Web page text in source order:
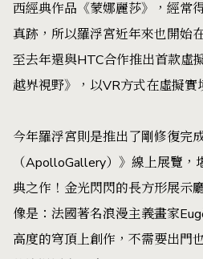
西經典作品《蒙娜麗莎》，經常
真跡，所以羅浮宮近年來也開始
至去年還與HTC合作推出首款虛
越界視野》，以VR方式在虛擬實
今年羅浮宮則是推出了剛修復完
（ApolloGallery）》線上展覽
典之作！金光閃閃的長方形展示
像是：法國著名浪漫主義畫家
高度的穹頂上創作，不需要出門